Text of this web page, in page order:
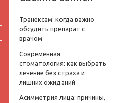
Транексам: когда важно
обсудить препарат с
врачом
Современная
стоматология: как выбрать
лечение без страха и
лишних ожиданий
Асимметрия лица: причины,